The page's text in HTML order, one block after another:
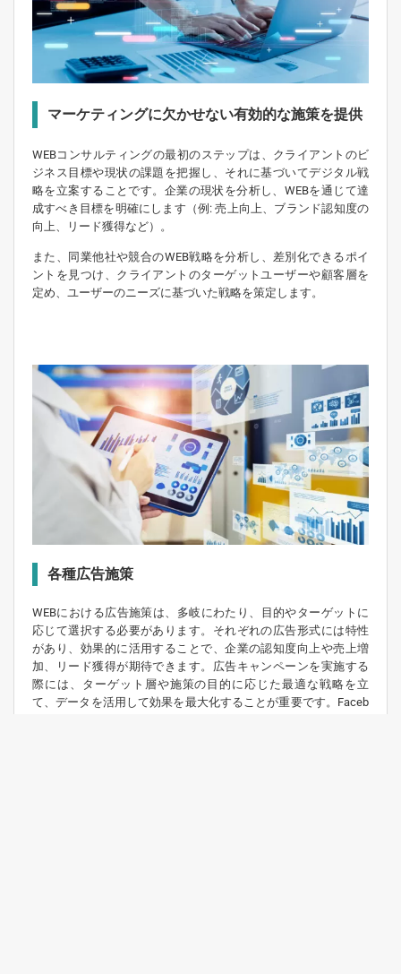
マーケティングに欠かせない有効的な施策を提供
WEBコンサルティングの最初のステップは、クライアントのビ
ジネス目標や現状の課題を把握し、それに基づいてデジタル戦
略を立案することです。企業の現状を分析し、WEBを通じて達
成すべき目標を明確にします（例: 売上向上、ブランド認知度の
向上、リード獲得など）。
また、同業他社や競合のWEB戦略を分析し、差別化できるポイ
ントを見つけ、クライアントのターゲットユーザーや顧客層を
定め、ユーザーのニーズに基づいた戦略を策定します。
各種広告施策
WEBにおける広告施策は、多岐にわたり、目的やターゲットに
応じて選択する必要があります。それぞれの広告形式には特性
があり、効果的に活用することで、企業の認知度向上や売上増
加、リード獲得が期待できます。広告キャンペーンを実施する
際には、ターゲット層や施策の目的に応じた最適な戦略を立
て、データを活用して効果を最大化することが重要です。Faceb